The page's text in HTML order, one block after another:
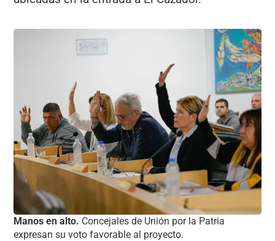
Manos en alto. Concejales de Unión por la Patria
expresan su voto favorable al proyecto.